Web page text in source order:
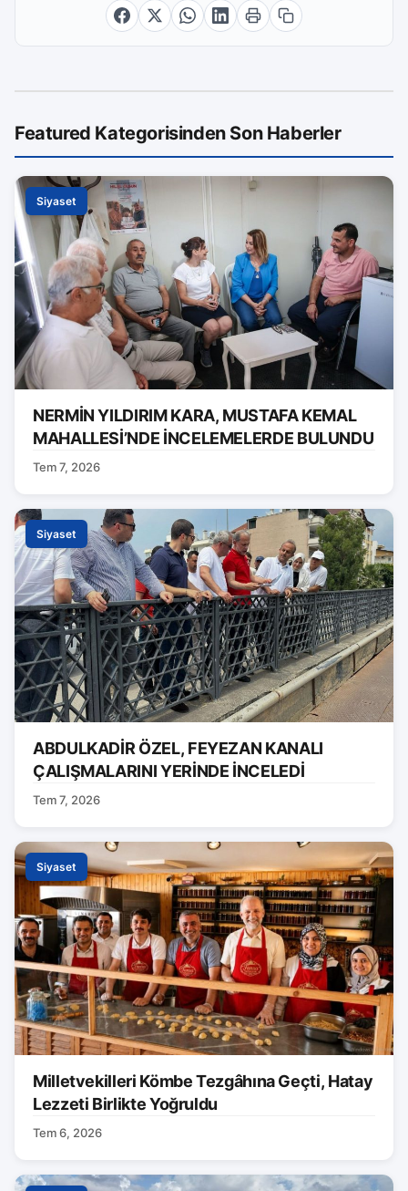
Featured Kategorisinden Son Haberler
Siyaset
NERMİN YILDIRIM KARA, MUSTAFA KEMAL
MAHALLESİ’NDE İNCELEMELERDE BULUNDU
Tem 7, 2026
Siyaset
ABDULKADİR ÖZEL, FEYEZAN KANALI
ÇALIŞMALARINI YERİNDE İNCELEDİ
Tem 7, 2026
Siyaset
Milletvekilleri Kömbe Tezgâhına Geçti, Hatay
Lezzeti Birlikte Yoğruldu
Tem 6, 2026